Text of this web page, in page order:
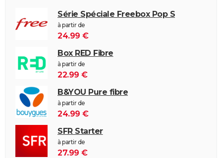
Série Spéciale Freebox Pop S
à partir de
24.99 €
Box RED Fibre
à partir de
22.99 €
B&YOU Pure fibre
à partir de
24.99 €
SFR Starter
à partir de
27.99 €